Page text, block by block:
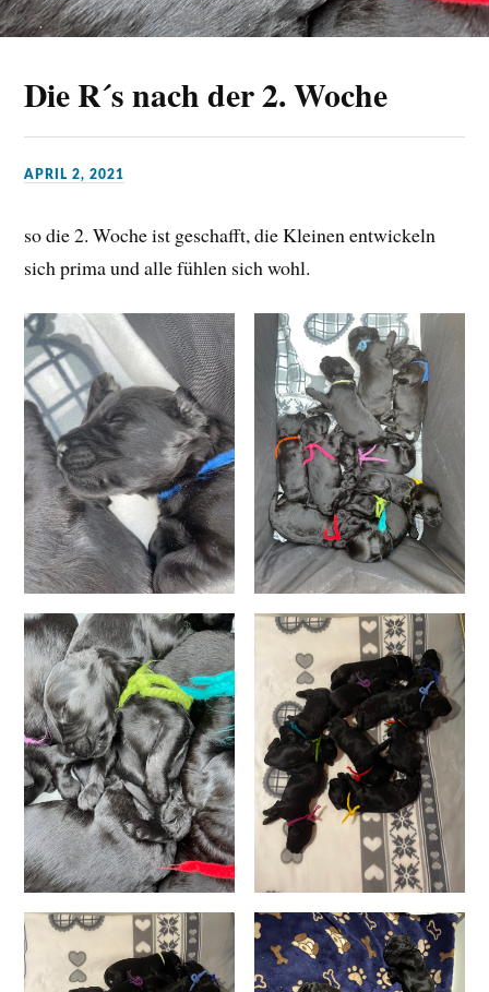
Die R´s nach der 2. Woche
APRIL 2, 2021
so die 2. Woche ist geschafft, die Kleinen entwickeln
sich prima und alle fühlen sich wohl.